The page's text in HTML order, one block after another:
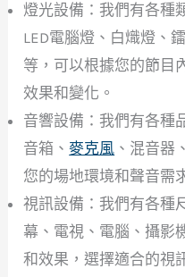
燈光設備：我們有各種
LED電腦燈、白熾燈、
等，可以根據您的節目
效果和變化。
音響設備：我們有各種
音箱、麥克風 、混音器
您的場地環境和聲音需
視訊設備：我們有各種
幕、電視、電腦、攝影
和效果，選擇適合的視